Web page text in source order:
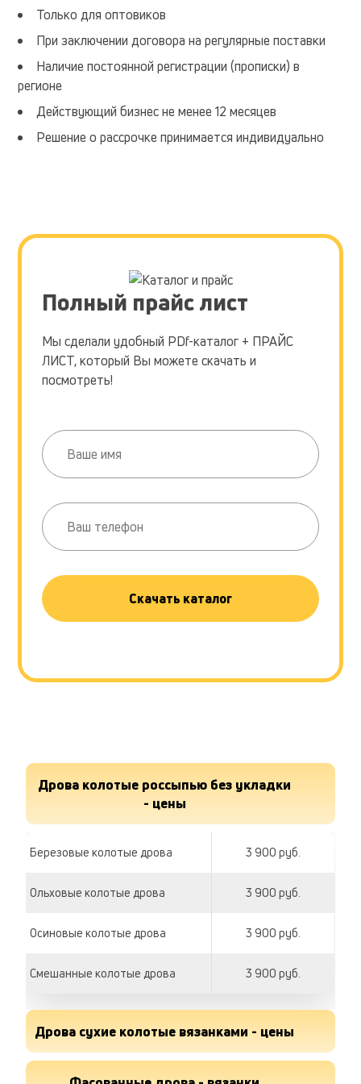
Только для оптовиков
При заключении договора на регулярные поставки
Наличие постоянной регистрации (прописки) в
регионе
Действующий бизнес не менее 12 месяцев
Решение о рассрочке принимается индивидуально
Полный прайс лист
Мы сделали удобный PDf-каталог + ПРАЙС
ЛИСТ, который Вы можете скачать и
посмотреть!
Скачать каталог
Дрова колотые россыпью без укладки
- цены
Березовые колотые дрова 3 900 руб.
Ольховые колотые дрова 3 900 руб.
Осиновые колотые дрова 3 900 руб.
Смешанные колотые дрова 3 900 руб.
Дрова сухие колотые вязанками - цены
Дрова березовые сухие 190 руб.